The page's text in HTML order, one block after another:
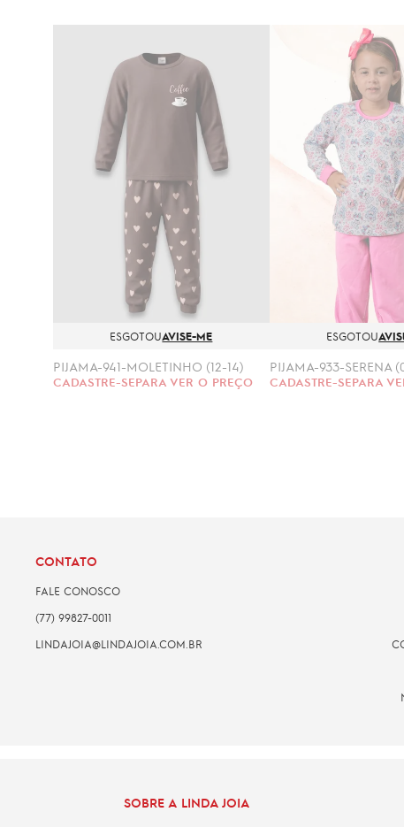
ESGOTOUAVISE-ME
PIJAMA-941-MOLETINHO (12-14)
CADASTRE-SEPARA VER O PREÇO
ESGOTOU
CADASTRE-SEPARA
CONTATO
FALE CONOSCO
(77) 99827-0011
LINDAJOIA@LINDAJOIA.COM.BR
SOBRE A LINDA JOIA